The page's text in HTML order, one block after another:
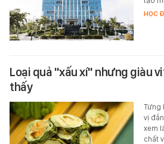
HỌC
Loại quả "xấu xí" nhưng giàu
thấy
Từng
vị
xem
chất